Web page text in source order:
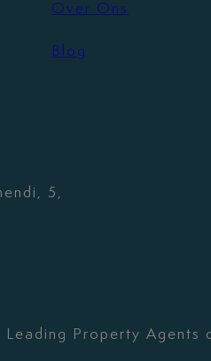
Over Ons
Blog
5,
Property Agents